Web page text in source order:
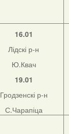
16.01
Лідскі р-н
Ю.Квач
19.01
Гродзенскі р-н
С.Чарапіца